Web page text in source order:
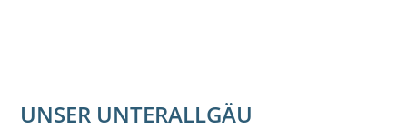
UNSER UNTERALLGÄU